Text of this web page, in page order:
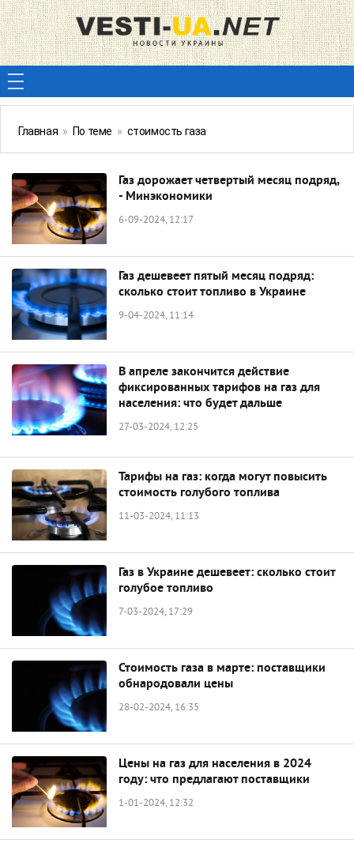
Главная » По теме » стоимость газа
Газ дорожает четвертый месяц подряд,
- Минэкономики
6-09-2024, 12:17
Газ дешевеет пятый месяц подряд:
сколько стоит топливо в Украине
9-04-2024, 11:14
В апреле закончится действие
фиксированных тарифов на газ для
населения: что будет дальше
27-03-2024, 12:25
Тарифы на газ: когда могут повысить
стоимость голубого топлива
11-03-2024, 11:13
Газ в Украине дешевеет: сколько стоит
голубое топливо
7-03-2024, 17:29
Стоимость газа в марте: поставщики
обнародовали цены
28-02-2024, 16:35
Цены на газ для населения в 2024
году: что предлагают поставщики
1-01-2024, 12:32